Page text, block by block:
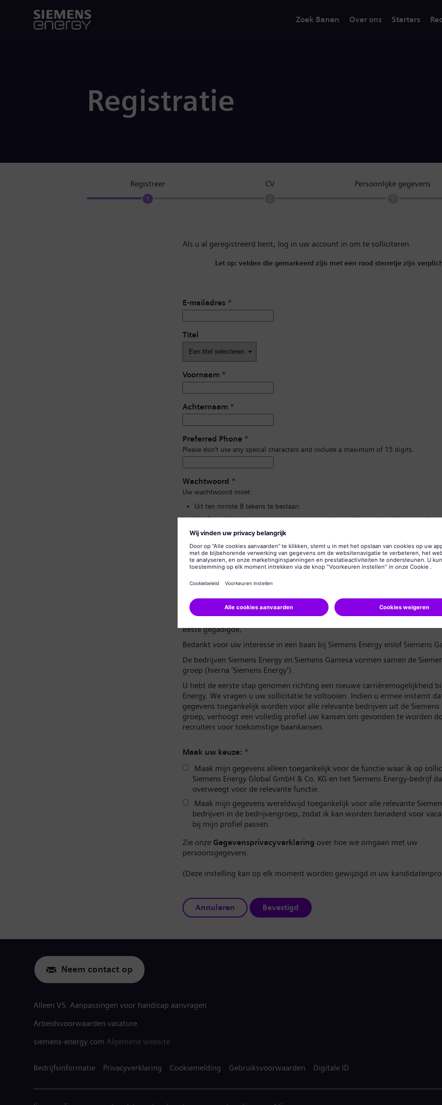
Zoek Banen Over ons Starters
Registratie
Registreer
1
CV Persoonlijke gegevens
Als u al geregistreerd bent, log in uw account in om te solliciteren.
Let op: velden die gemarkeerd zijn met een rood sterretje zijn
E-mailadres *
Titel
Voornaam *
Achternaam *
Preferred Phone *
Please don’t use any special characters and include a maximum of 15 digits.
Wachtwoord *
Uw wachtwoord moet:
Uit ten minste 8 tekens te bestaan.
Hoofd- en kleine letters te bevatten, en ten minste één getal en één symbool.
Geen van uw persoonlijke gegevens te bevatten.
Geen veelgebruikte woorden te bevatten.
Wachtwoord bevestigen
Gegevensprivacyverklaring
Beste gegadigde,
Bedankt voor uw interesse in een baan bij Siemens Energy en/of Siemens
De bedrijven Siemens Energy en Siemens Gamesa vormen samen de
groep (hierna 'Siemens Energy').
U hebt de eerste stap genomen richting een nieuwe carrièremogelijkheid
Energy. We vragen u uw sollicitatie te voltooien. Indien u ermee instemt
gegevens toegankelijk worden voor alle relevante bedrijven uit de Siemens
groep, verhoogt een volledig profiel uw kansen om gevonden te worden
recruiters voor toekomstige baankansen.
Maak uw keuze: *
Maak mijn gegevens alleen toegankelijk voor de functie waar ik op
Siemens Energy Global GmbH & Co. KG en het Siemens Energy-bedrijf
overweegt voor de relevante functie.
Maak mijn gegevens wereldwijd toegankelijk voor alle relevante
bedrijven in de bedrijvengroep, zodat ik kan worden benaderd voor
bij mijn profiel passen.
Zie onze Gegevensprivacyverklaring over hoe we omgaan met uw
persoonsgegevens.
(Deze instelling kan op elk moment worden gewijzigd in uw
Annuleren Bevestigd
Neem contact op
Alleen VS: Aanpassingen voor handicap aanvragen
Arbeidsvoorwaarden vacature
siemens-energy.com Algemene website
Bedrijfsinformatie Privacyverklaring Cookiemelding Gebruiksvoorwaarden Digitale ID